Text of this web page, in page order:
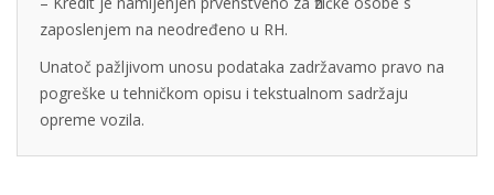
zaposlenjem na neodređeno u RH.
Unatoč pažljivom unosu podataka zadržavamo pravo na
pogreške u tehničkom opisu i tekstualnom sadržaju
opreme vozila.